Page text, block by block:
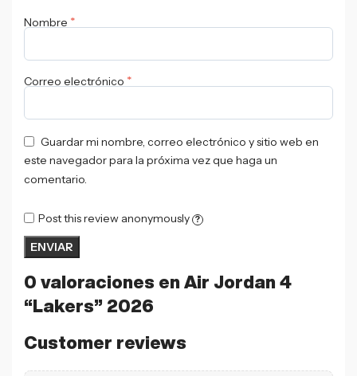
0 valoraciones en Air Jordan 4
“Lakers” 2026
Customer reviews
Nombre *
Correo electrónico *
Guardar mi nombre, correo electrónico y sitio web en
este navegador para la próxima vez que haga un
comentario.
Post this review anonymously ?